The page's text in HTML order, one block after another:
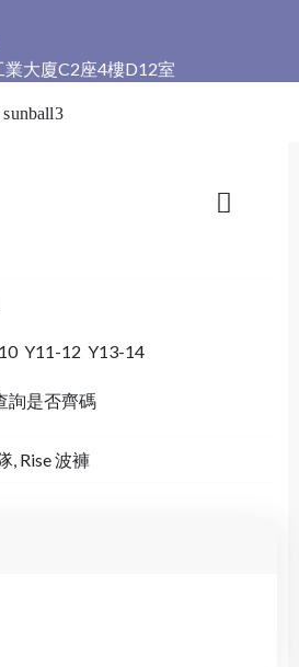
大廈C2座4樓D12室
Y11-12 Y13-14
詢是否齊碼
, Rise 波褲